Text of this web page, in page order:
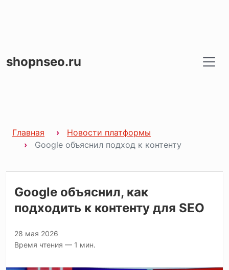
shopnseo.ru
Главная
Новости платформы
Google объяснил подход к контенту
Google объяснил, как
подходить к контенту для SEO
28 мая 2026
Время чтения — 1 мин.